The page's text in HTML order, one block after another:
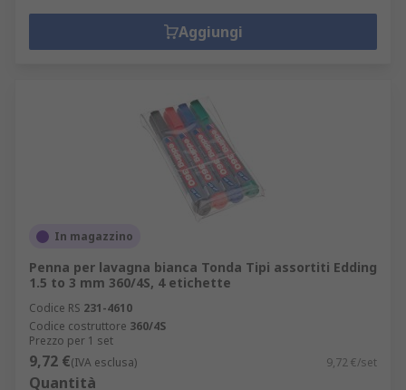
Aggiungi
In magazzino
Penna per lavagna bianca Tonda Tipi assortiti Edding
1.5 to 3 mm 360/4S, 4 etichette
Codice RS 231-4610
Codice costruttore 360/4S
Prezzo per 1 set
9,72 €(IVA esclusa) 9,72 €/set
Quantità